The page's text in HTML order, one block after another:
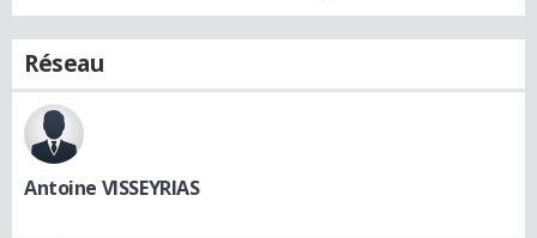
Réseau
Antoine VISSEYRIAS